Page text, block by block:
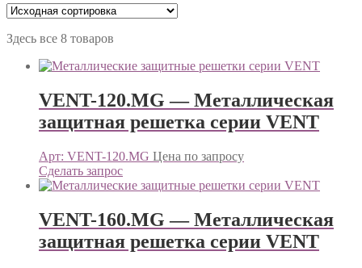
Здесь все 8 товаров
VENT-120.MG — Металлическая
защитная решетка серии VENT
Арт: VENT-120.MG Цена по запросу
Сделать запрос
VENT-160.MG — Металлическая
защитная решетка серии VENT